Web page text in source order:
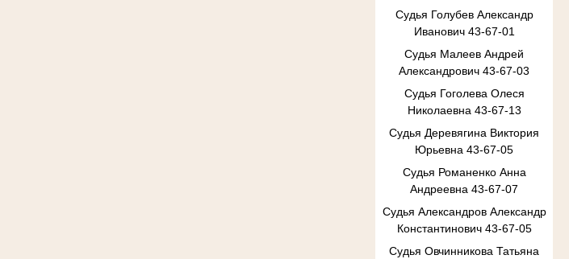
Судья Голубев Александр
Иванович 43-67-01
Судья Малеев Андрей
Александрович 43-67-03
Судья Гоголева Олеся
Николаевна 43-67-13
Судья Деревягина Виктория
Юрьевна 43-67-05
Судья Романенко Анна
Андреевна 43-67-07
Судья Александров Александр
Константинович 43-67-05
Судья Овчинникова Татьяна